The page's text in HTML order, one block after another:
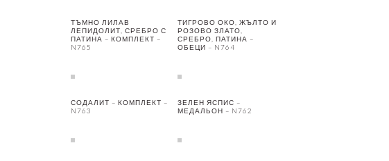
ТЪМНО ЛИЛАВ
ЛЕПИДОЛИТ, СРЕБРО С
ПАТИНА – КОМПЛЕКТ –
N765
ТИГРОВО ОКО, ЖЪЛТО И
РОЗОВО ЗЛАТО,
СРЕБРО, ПАТИНА –
ОБЕЦИ – N764
СОДАЛИТ – КОМПЛЕКТ –
N763
ЗЕЛЕН ЯСПИС –
МЕДАЛЬОН – N762